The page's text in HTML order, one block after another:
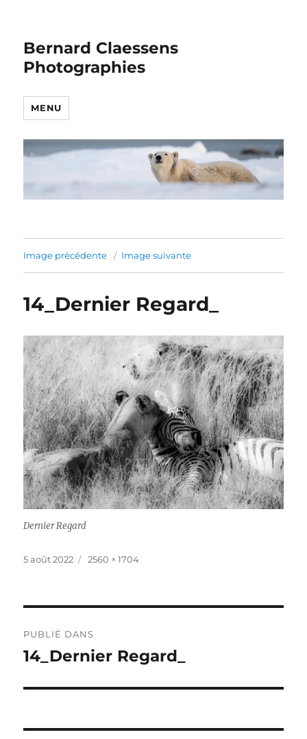
Bernard Claessens
Photographies
MENU
Image précédente Image suivante
14_Dernier Regard_
Dernier Regard
Publié
5 août 2022
Taille
2560 × 1704
de
PUBLIÉ DANS
14_Dernier Regard_